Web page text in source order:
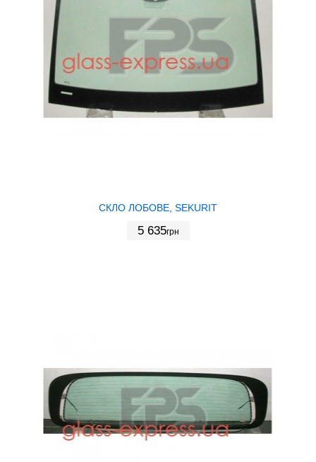
СКЛО ЛОБОВЕ, SEKURIT
5 635грн